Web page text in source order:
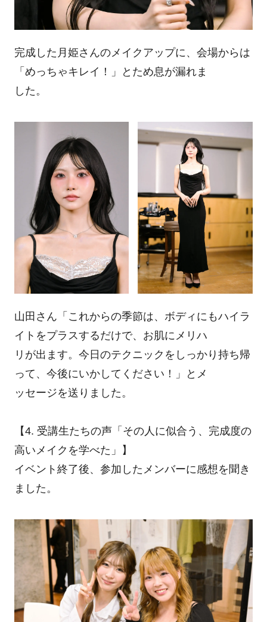
完成した月姫さんのメイクアップに、会場からは
「めっちゃキレイ！」とため息が漏れま
した。
山田さん「これからの季節は、ボディにもハイラ
イトをプラスするだけで、お肌にメリハ
リが出ます。今日のテクニックをしっかり持ち帰
って、今後にいかしてください！」とメ
ッセージを送りました。
【4. 受講生たちの声「その人に似合う、完成度の
高いメイクを学べた」】
イベント終了後、参加したメンバーに感想を聞き
ました。